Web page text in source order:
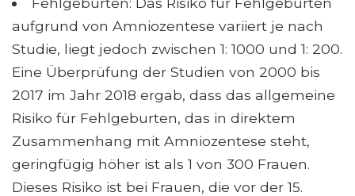
aufgrund von Amniozentese variiert je nach
Studie, liegt jedoch zwischen 1: 1000 und 1: 200.
Eine Überprüfung der Studien von 2000 bis
2017 im Jahr 2018 ergab, dass das allgemeine
Risiko für Fehlgeburten, das in direktem
Zusammenhang mit Amniozentese steht,
geringfügig höher ist als 1 von 300 Frauen.
Dieses Risiko ist bei Frauen, die vor der 15.